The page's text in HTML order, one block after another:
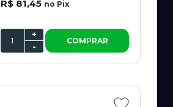
R$ 81,45 no Pix
-
+
COMPRAR